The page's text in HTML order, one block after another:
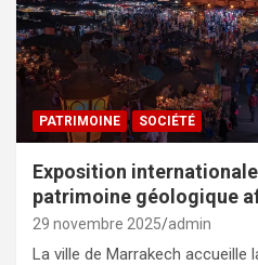
PATRIMOINE SOCIÉTÉ
Exposition
patrimoine géologique
29 novembre 2025 admin
La ville de Marrakech accueille